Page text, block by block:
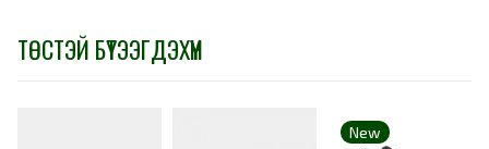
ТӨСТЭЙ БҮТЭЭГДЭХҮҮН
New